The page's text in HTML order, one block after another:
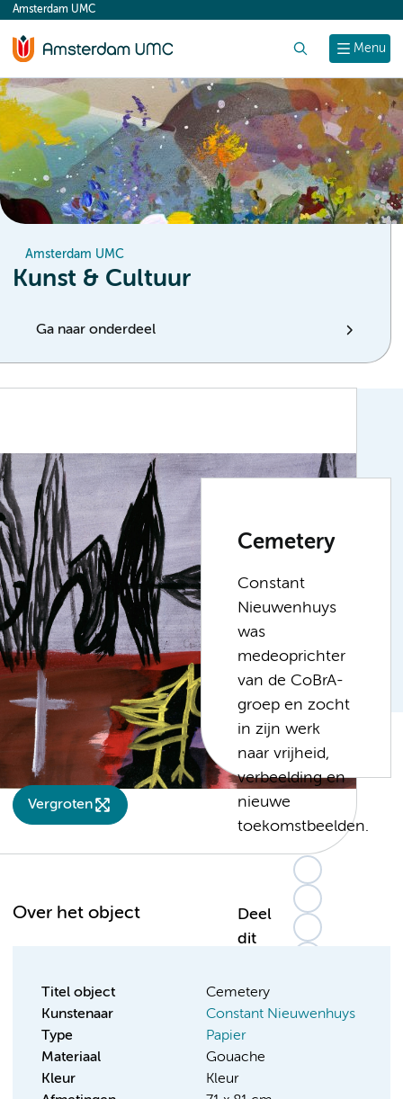
content
Menu
Amsterdam UMC
Amsterdam UMC
Kunst & Cultuur
Ga naar onderdeel
Vergroten
Cemetery
Constant
Nieuwenhuys
was
medeoprichter
van de CoBrA-
groep en zocht
in zijn werk
naar vrijheid,
verbeelding en
nieuwe
toekomstbeelden.
Deel
dit
Over het object
Titel object
Cemetery
Kunstenaar
Constant Nieuwenhuys
Type
Papier
Materiaal
Gouache
Kleur
Kleur